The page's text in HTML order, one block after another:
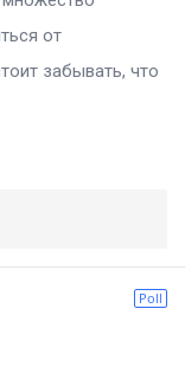
от
забывать, что
Poll